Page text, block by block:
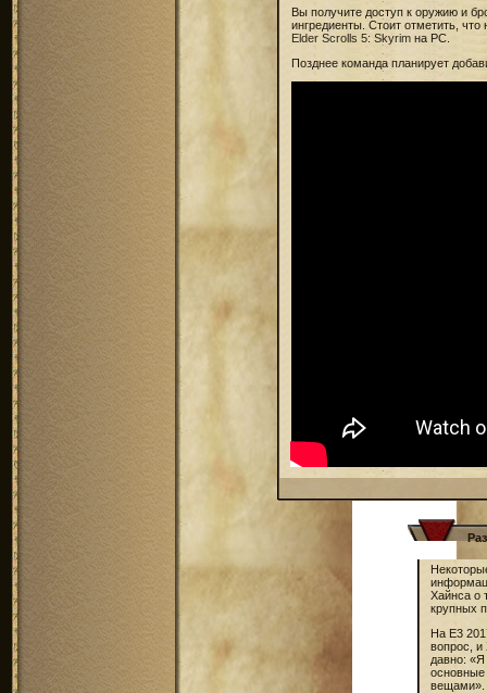
Вы получите доступ к оружию и
ингредиенты. Стоит отметить,
Elder Scrolls 5: Skyrim на PC.
Позднее команда планирует
Хайнса о
крупных
На E3
вопрос, и
давно:
основные
вещами».